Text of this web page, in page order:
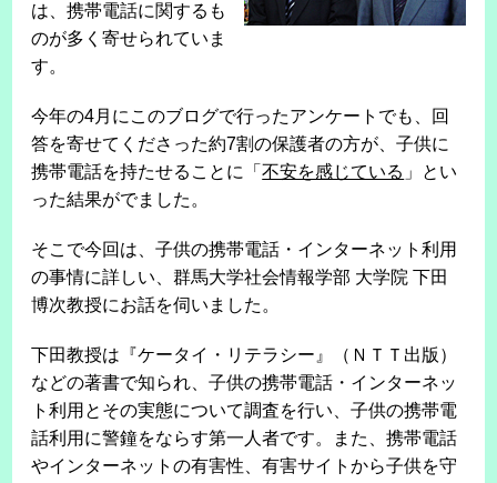
は、携帯電話に関するも
のが多く寄せられていま
す。
今年の4月にこのブログで行ったアンケートでも、回
答を寄せてくださった約7割の保護者の方が、子供に
携帯電話を持たせることに「不安を感じている 」とい
った結果がでました。
そこで今回は、子供の携帯電話・インターネット利用
の事情に詳しい、群馬大学社会情報学部 大学院 下田
博次教授にお話を伺いました。
下田教授は『ケータイ・リテラシー』（ＮＴＴ出版）
などの著書で知られ、子供の携帯電話・インターネッ
ト利用とその実態について調査を行い、子供の携帯電
話利用に警鐘をならす第一人者です。また、携帯電話
やインターネットの有害性、有害サイトから子供を守